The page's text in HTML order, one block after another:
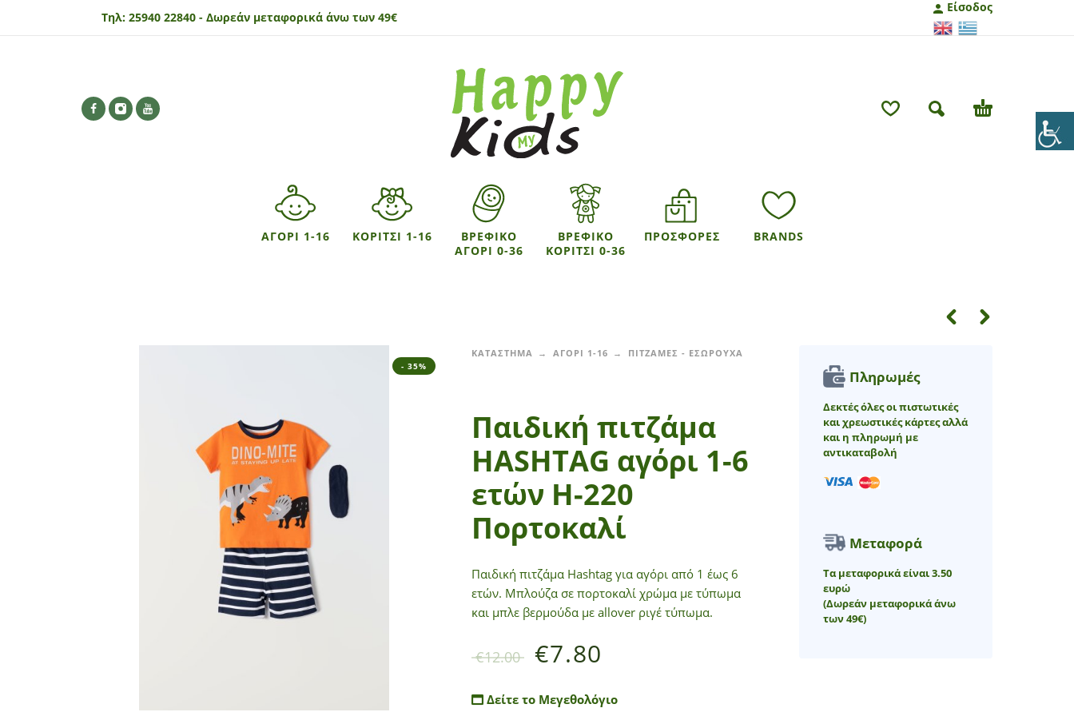
Τηλ: 25940 22840 - Δωρεάν μεταφορικά άνω των 49€
Είσοδος
ΑΓΟΡΙ 1-16 ΚΟΡΙΤΣΙ 1-16
ΒΡΕΦΙΚΟ
ΑΓΟΡΙ 0-36
ΒΡΕΦΙΚΟ
ΚΟΡΙΤΣΙ 0-36
ΠΡΟΣΦΟΡΕΣ BRANDS
- 35%
ΚΑΤΑΣΤΗΜΑ ΑΓΟΡΙ 1-16 ΠΙΤΖΑΜΕΣ - ΕΣΩΡΟΥΧΑ
Παιδική πιτζάμα
HASHTAG αγόρι 1-6
ετών Η-220
Πορτοκαλί
Παιδική πιτζάμα Hashtag για αγόρι από 1 έως 6
ετών. Μπλούζα σε πορτοκαλί χρώμα με τύπωμα
και μπλε βερμούδα με allover ριγέ τύπωμα.
€12.00 €7.80
Δείτε το Μεγεθολόγιο
Πληρωμές
Δεκτές όλες οι πιστωτικές
και χρεωστικές κάρτες αλλά
και η πληρωμή με
αντικαταβολή
Μεταφορά
Τα μεταφορικά είναι 3.50
ευρώ
(Δωρεάν μεταφορικά άνω
των 49€)